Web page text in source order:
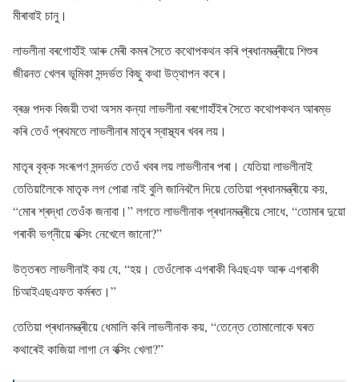
মীৰাবাই চানু।
লাভলীনা বৰগোহাঁই আৰু মেৰী কমৰ সৈতে কথোপকথন কৰি প্ৰধানমন্ত্ৰীয়ে শিশুৰ
জীৱনত খেলৰ ভূমিকা সন্দৰ্ভত কিছু কথা উত্থাপন কৰে।
ব্ৰঞ্জ পদক বিজয়ী তথা অসম কন্যা লাভলীনা বৰগোহাঁইৰ সৈতে কথোপকথন আৰম্ভ
কৰি তেওঁ প্ৰথমতে লাভলীনাৰ মাতৃৰ স্বাস্থ্যৰ খবৰ লয়।
মাতৃৰ বৃক্ক সংৰূপণ সন্দৰ্ভত তেওঁ খবৰ লয় লাভলীনাৰ পৰা। যেতিয়া লাভলীনাই
তেতিয়ালৈকে মাতৃক লগ পোৱা নাই বুলি জানিবলৈ দিয়ে তেতিয়া প্ৰধানমন্ত্ৰীয়ে কয়,
“মোৰ শ্ৰদ্ধা তেওঁক জনাবা।” লগতে লাভলীনাক প্ৰধানমন্ত্ৰীয়ে সোধে, “তোমাৰ দুয়ো
গৰাকী ভগ্নীয়ে বক্সিং নেখেলে জানো?”
উত্তৰত লাভলীনাই কয় যে, “হয়। তেওঁলোক এগৰাকী বিএছএফ আৰু এগৰাকী
চিআইএছএফত কৰ্মৰত।”
তেতিয়া প্ৰধানমন্ত্ৰীয়ে ধেমালি কৰি লাভলীনাক কয়, “তেন্তে তোমালোকে ঘৰত
কথাৰেই কাজিয়া লাগা নে বক্সিং খেলা?”